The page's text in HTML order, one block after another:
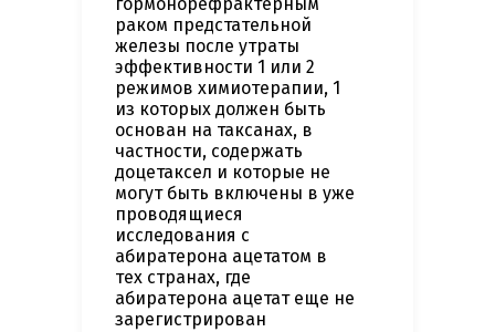
гормонорефрактерным
раком предстательной
железы после утраты
эффективности 1 или 2
режимов химиотерапии, 1
из которых должен быть
основан на таксанах, в
частности, содержать
доцетаксел и которые не
могут быть включены в уже
проводящиеся
исследования с
абиратерона ацетатом в
тех странах, где
абиратерона ацетат еще не
зарегистрирован